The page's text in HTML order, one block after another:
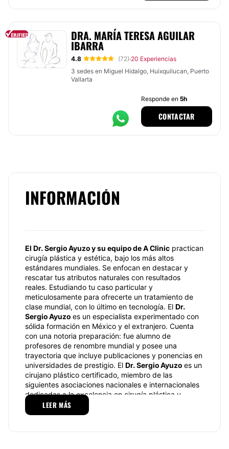
DRA. MARÍA TERESA AGUILAR
IBARRA
4.8 (72)·20 Experiencias
3 sedes en Miguel Hidalgo, Huixquilucan, Puerto
Vallarta
Responde en 5h
CONTACTAR
INFORMACIÓN
El Dr. Sergio Ayuzo y su equipo de A Clinic practican
cirugía plástica y estética, bajo los más altos
estándares mundiales. Se enfocan en destacar y
rescatar tus atributos naturales con resultados
reales. Estudiando tu caso particular y
meticulosamente para ofrecerte un tratamiento de
clase mundial, con lo último en tecnología. El Dr.
Sergio Ayuzo es un especialista experimentado con
sólida formación en México y el extranjero. Cuenta
con una notoria preparación: fue alumno de
profesores de renombre mundial y posee una
trayectoria que incluye publicaciones y ponencias en
universidades de prestigio. El Dr. Sergio Ayuzo es un
cirujano plástico certificado, miembro de las
siguientes asociaciones nacionales e internacionales
dedicadas a la excelencia en cirugía plástica y
reconstructiva como la
Cirugía plástica. The International Society of
LEER MÁS